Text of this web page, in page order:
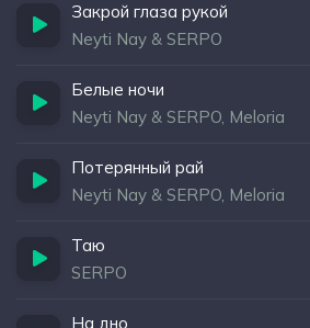
Закрой глаза рукой
Neyti Nay & SERPO
Белые ночи
Neyti Nay & SERPO, Meloria
Потерянный рай
Neyti Nay & SERPO, Meloria
Таю
SERPO
На дно